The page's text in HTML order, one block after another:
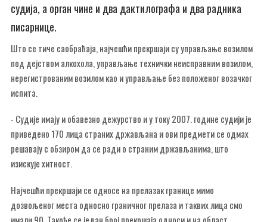
судија, а орган чине и два дактилографа и два радника
писарнице.
Што се тиче саобраћаја, најчешћи прекршаји су управљање возилом
под дејством алкохола, управљање технички неисправним возилом,
нерегистрованим возилом као и управљање без положеног возачког
испита.
- Судије имају и обавезно дежурство и у току 2007. године судији је
приведено 170 лица страних држављана и ови предмети се одмах
решавају с обзиром да се ради о страним држављанима, што
изискује хитност.
Најчешћи прекршаји се односе на прелазак границе мимо
дозвољеног места односно граничног прелаза и таквих лица смо
имали 90. Такође се један број прекршаја односи и на област